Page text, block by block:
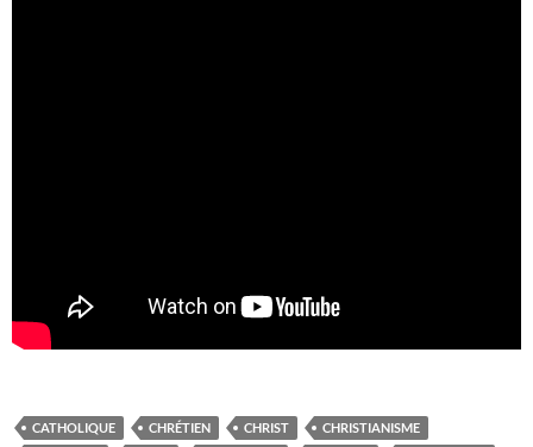
CATHOLIQUE CHRÉTIEN CHRIST
CHRISTIANISME